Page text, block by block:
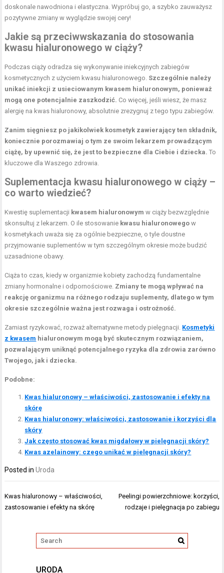
doskonale nawodniona i elastyczna. Wypróbuj go, a szybko zauważysz
pozytywne zmiany w wyglądzie swojej cery!
Jakie są przeciwwskazania do stosowania
kwasu hialuronowego w ciąży?
Podczas ciąży odradza się wykonywanie iniekcyjnych zabiegów
kosmetycznych z użyciem kwasu hialuronowego. Szczególnie należy
unikać iniekcji z usieciowanym kwasem hialuronowym, ponieważ
mogą one potencjalnie zaszkodzić. Co więcej, jeśli wiesz, że masz
alergię na kwas hialuronowy, absolutnie zrezygnuj z tego typu zabiegów.
Zanim sięgniesz po jakikolwiek kosmetyk zawierający ten składnik,
koniecznie porozmawiaj o tym ze swoim lekarzem prowadzącym
ciążę, by upewnić się, że jest to bezpieczne dla Ciebie i dziecka. To
kluczowe dla Waszego zdrowia.
Suplementacja kwasu hialuronowego w ciąży –
co warto wiedzieć?
Kwestię suplementacji kwasem hialuronowym w ciąży bezwzględnie
skonsultuj z lekarzem. O ile stosowanie kwasu hialuronowego w
kosmetykach uważa się za ogólnie bezpieczne, o tyle doustne
przyjmowanie suplementów w tym szczególnym okresie może budzić
uzasadnione obawy.
Ciąża to czas, kiedy w organizmie kobiety zachodzą fundamentalne
zmiany hormonalne i odpornościowe. Zmiany te mogą wpływać na
reakcję organizmu na różnego rodzaju suplementy, dlatego w tym
okresie szczególnie ważna jest rozwaga i ostrożność.
Zamiast ryzykować, rozważ alternatywne metody pielęgnacji. Kosmetyki
z kwasem hialuronowym mogą być skutecznym rozwiązaniem,
pozwalającym uniknąć potencjalnego ryzyka dla zdrowia zarówno
Twojego, jak i dziecka.
Podobne:
Kwas hialuronowy – właściwości, zastosowanie i efekty na
skórę
Kwas hialuronowy: właściwości, zastosowanie i korzyści dla
skóry
Jak często stosować kwas migdałowy w pielęgnacji skóry?
Kwas azelainowy: czego unikać w pielęgnacji skóry?
Posted inUroda
Nawigacja
wpisu
Kwas hialuronowy – właściwości,
zastosowanie i efekty na skórę
Peelingi powierzchniowe: korzyści,
rodzaje i pielęgnacja po zabiegu
URODA